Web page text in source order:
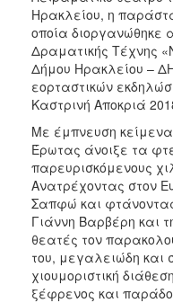
2017
2016
2015
2012
2011
ΔΗΜΟΣ
ΠΟΛΙΤΙΣΜΟΣ
Ηρακλείου, η
οποία διοργανώθηκε
Δραματικής Τέχνης
Δήμου Ηρακλείου –
εορταστικών
Καστρινή Αποκριά
Με έμπνευση
Έρωτας άνοιξε τα
παρευρισκόμενους
Ανατρέχοντας στον
Σαπφώ και
Γιάννη Βαρβέρη και
θεατές τον
του, μεγαλειώδη
χιουμοριστική
ξέφρενος και